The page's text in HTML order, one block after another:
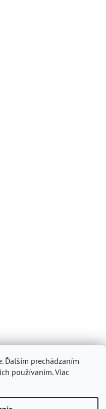
Ďalším prechádzaním
používaním. Viac